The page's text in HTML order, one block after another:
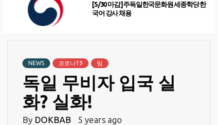
[5/30 마감] 주독일한국문화원 세종학당 한
국어 강사 채용
NEWS 코로나19 팁
독일 무비자 입국 실
화? 실화!
By DOKBAB 5 years ago